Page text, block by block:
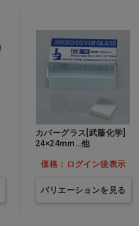
カバーグラス[武藤化学]
24×24mm…他
価格：ログイン後表示
バリエーションを見る